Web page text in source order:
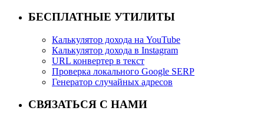
БЕСПЛАТНЫЕ УТИЛИТЫ
Калькулятор дохода на YouTube
Калькулятор дохода в Instagram
URL конвертер в текст
Проверка локального Google SERP
Генератор случайных адресов
СВЯЗАТЬСЯ С НАМИ